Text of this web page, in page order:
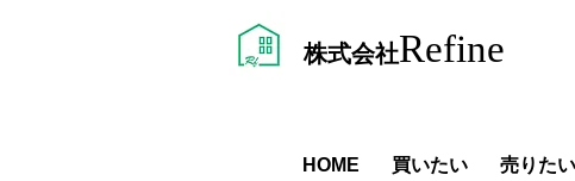
株式会社Refine
HOME ​買いたい 売りたい